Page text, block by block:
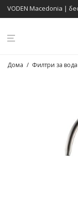
VODEN Macedonia |
Дома / Филтри за вода